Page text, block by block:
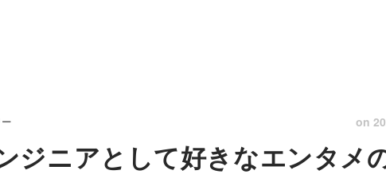
on
ジニアとして好きなエンタメ